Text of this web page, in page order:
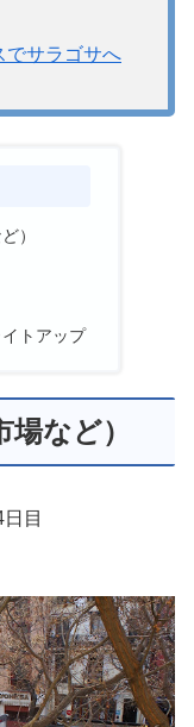
でサラゴサへ
）
トアップ
など）
目